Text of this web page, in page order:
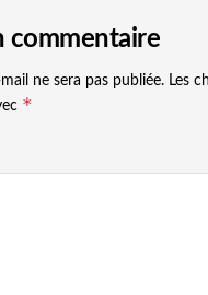
commentaire
ne sera pas publiée. Les
*